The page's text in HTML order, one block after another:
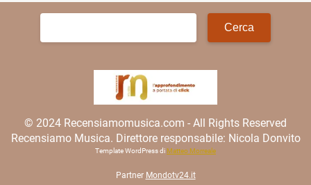
© 2024 Recensiamomusica.com - All Rights Reserved
Recensiamo Musica. Direttore responsabile: Nicola Donvito
Template WordPress di Matteo Morreale
Partner Mondotv24.it